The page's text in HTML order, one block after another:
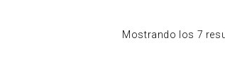
Mostrando los 7